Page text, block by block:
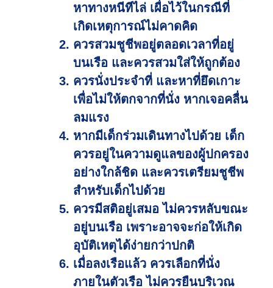
หาทางหนีทีไล่ เผื่อไว้ในกรณีที่
เกิดเหตุการณ์ไม่คาดคิด
ควรสวมชูชีพอยู่ตลอดเวลาที่อยู่
บนเรือ และควรสวมใส่ให้ถูกต้อง
ควรนั่งประจำที่ และหาที่ยึดเกาะ
เพื่อไม่ให้ตกจากที่นั่ง หากเจอคลื่น
ลมแรง
หากมีเด็กร่วมเดินทางไปด้วย เด็ก
ควรอยู่ในความดูแลของผู้ปกครอง
อย่างใกล้ชิด และควรเตรียมชูชีพ
สำหรับเด็กไปด้วย
ควรมีสติอยู่เสมอ ไม่ควรหลับขณะ
อยู่บนเรือ เพราะอาจจะก่อให้เกิด
อุบัติเหตุได้ง่ายกว่าปกติ
เมื่อลงเรือแล้ว ควรเลือกที่นั่ง
ภายในตัวเรือ ไม่ควรยืนบริเวณ